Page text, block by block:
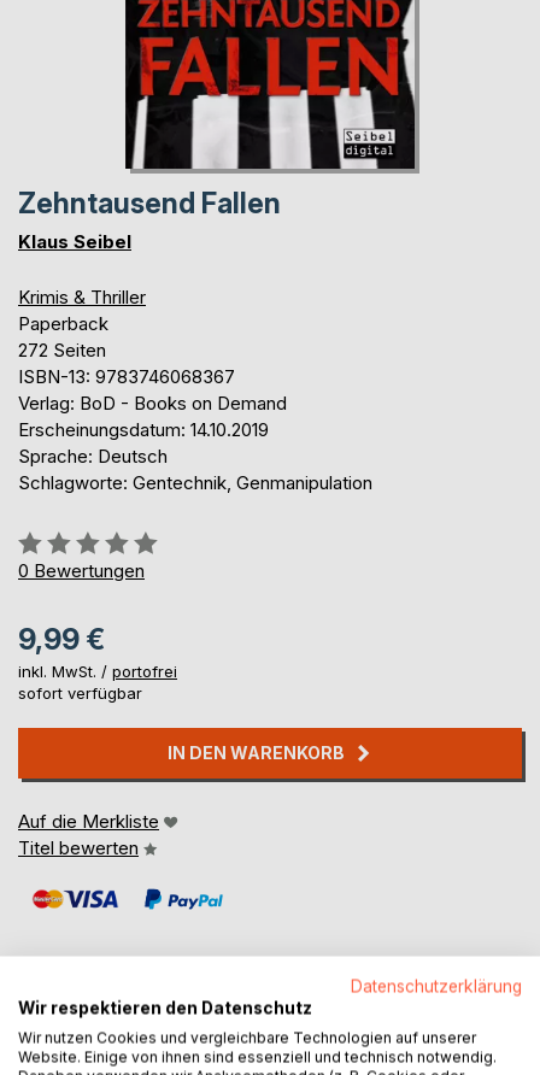
Zehntausend Fallen
Klaus Seibel
Krimis & Thriller
Paperback
272 Seiten
ISBN-13: 9783746068367
Verlag: BoD - Books on Demand
Erscheinungsdatum: 14.10.2019
Sprache: Deutsch
Schlagworte: Gentechnik, Genmanipulation
Bewertung::
0%
0 Bewertungen
9,99 €
inkl. MwSt. / portofrei
sofort verfügbar
IN DEN WARENKORB
Auf die Merkliste
Titel bewerten
BESCHREIBUNG
Datenschutzerklärung
Wir respektieren den Datenschutz
Wir nutzen Cookies und vergleichbare Technologien auf unserer
Website. Einige von ihnen sind essenziell und technisch notwendig.